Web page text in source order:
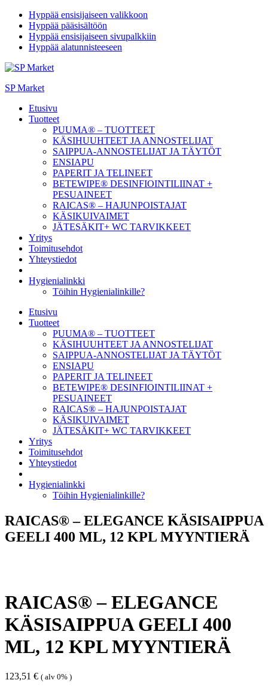
Hyppää ensisijaiseen valikkoon
Hyppää pääsisältöön
Hyppää ensisijaiseen sivupalkkiin
Hyppää alatunnisteeseen
SP Market
Etusivu
Tuotteet
PUUMA® – TUOTTEET
KÄSIHUUHTEET JA ANNOSTELIJAT
SAIPPUA-ANNOSTELIJAT JA TÄYTÖT
ENSIAPU
PAPERIT JA TELINEET
BETEWIPE® DESINFIOINTILIINAT +
PESUAINEET
RAICAS® – HAJUNPOISTAJAT
KÄSIKUIVAIMET
JÄTESÄKIT+ WC TARVIKKEET
Yritys
Toimitusehdot
Yhteystiedot
Hygienialinkki
Töihin Hygienialinkille?
Etusivu
Tuotteet
PUUMA® – TUOTTEET
KÄSIHUUHTEET JA ANNOSTELIJAT
SAIPPUA-ANNOSTELIJAT JA TÄYTÖT
ENSIAPU
PAPERIT JA TELINEET
BETEWIPE® DESINFIOINTILIINAT +
PESUAINEET
RAICAS® – HAJUNPOISTAJAT
KÄSIKUIVAIMET
JÄTESÄKIT+ WC TARVIKKEET
Yritys
Toimitusehdot
Yhteystiedot
Hygienialinkki
Töihin Hygienialinkille?
RAICAS® – ELEGANCE KÄSISAIPPUA
GEELI 400 ML, 12 KPL MYYNTIERÄ
RAICAS® – ELEGANCE
KÄSISAIPPUA GEELI 400
ML, 12 KPL MYYNTIERÄ
123,51 € ( alv 0% )